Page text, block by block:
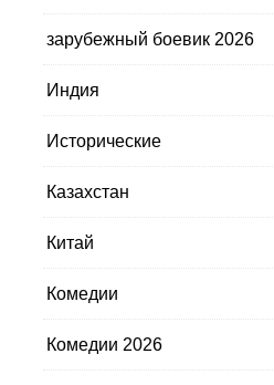
зарубежный боевик 2026
Индия
Исторические
Казахстан
Китай
Комедии
Комедии 2026